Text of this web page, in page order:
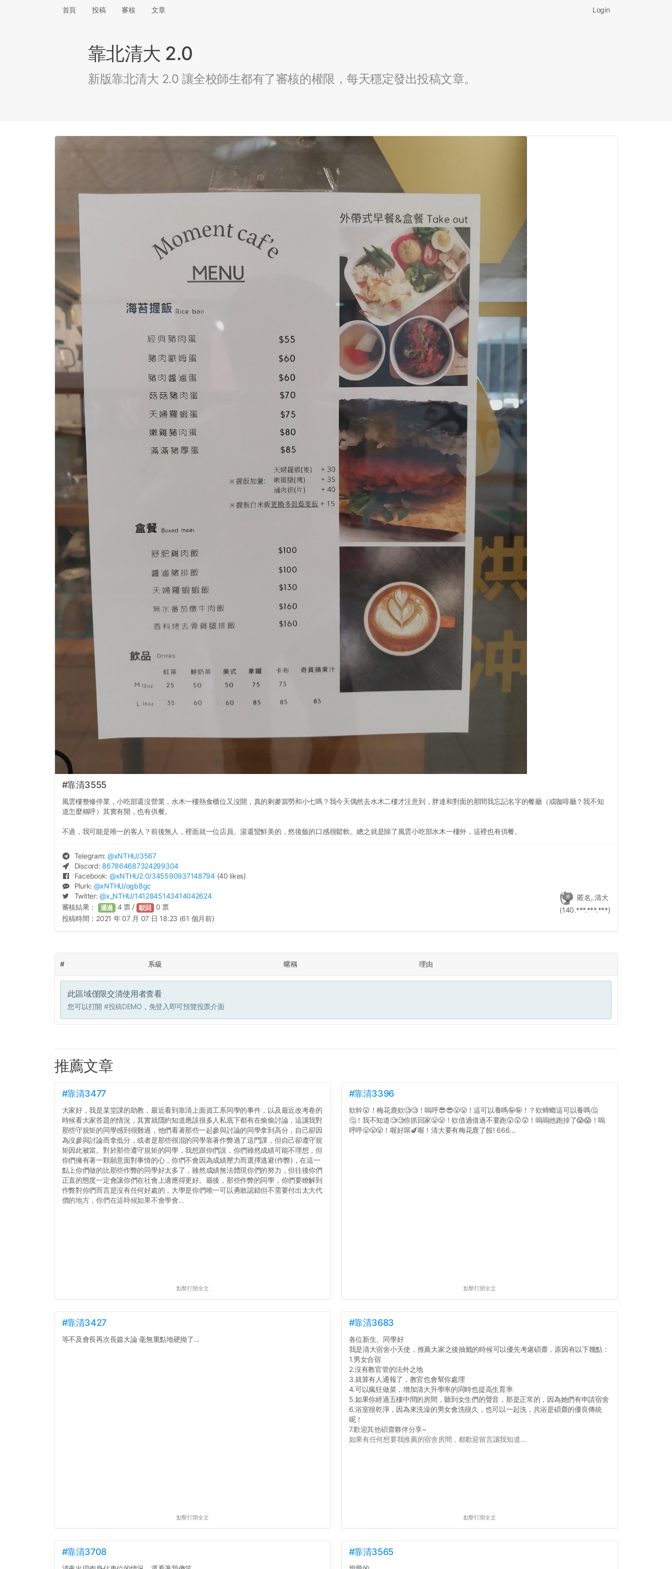
首頁 投稿 審核 文章 Login
靠北清大 2.0
新版靠北清大 2.0 讓全校師生都有了審核的權限，每天穩定發出投稿文章。
#靠清3555
風雲樓整修停業，小吃部還沒營業，水木一樓熱食櫃位又沒開，真的剩麥當勞和小七嗎？我今天偶然去水木二樓才注意到，胖達和對面的那間我忘記名字的餐廳（或咖啡廳？我不知
道怎麼稱呼）其實有開，也有供餐。
不過，我可能是唯一的客人？前後無人，裡面就一位店員。湯還蠻鮮美的，然後飯的口感很鬆軟。總之就是除了風雲小吃部水木一樓外，這裡也有供餐。
Telegram: @xNTHU/3567
Discord: 867864687324299304
Facebook: @xNTHU2.0/345590937148794 (40 likes)
Plurk: @xNTHU/ogb8gc
Twitter:@x_NTHU/1412845143414042624
匿名, 清大
(140.***.***.***)
審核結果： 通過 4票 / 駁回 0 票
投稿時間： 2021 年 07 月 07 日 18:23 (61 個月前)
# 系級 暱稱 理由
此區域僅限交清使用者查看
您可以打開 #投稿DEMO ，免登入即可預覽投票介面
推薦文章
#靠清3477
大家好，我是某堂課的助教，最近看到靠清上面資工系同學的事件，以及最近改考卷的
時候看大家答題的情況，其實就隱約知道應該很多人私底下都有在偷偷討論，這讓我對
那些守規矩的同學感到很難過，他們看著那些一起參與討論的同學拿到高分，自己卻因
為沒參與討論而拿低分，或者是那些很混的同學靠著作弊過了這門課，但自己卻遵守規
矩因此被當。對於那些遵守規矩的同學，我想跟你們說，你們雖然成績可能不理想，但
你們擁有著一顆願意面對事情的心，你們不會因為成績壓力而選擇逃避(作弊)，在這一
點上你們做的比那些作弊的同學好太多了，雖然成績無法體現你們的努力，但往後你們
正直的態度一定會讓你們在社會上適應得更好。最後，那些作弊的同學，你們要瞭解到
作弊對你們而言是沒有任何好處的，大學是你們唯一可以勇敢認錯但不需要付出太大代
價的地方，你們在這時候如果不會學會...
點擊打開全文
#靠清3396
欸幹😲！梅花鹿欸🧐🧐！嗚呼😎😎😤😤！這可以養嗎🤪🤪！？欸蟑螂這可以養嗎🤔
🤔！我不知道🧐🧐你抓回家😤😤！欸借過借過不要跑😲😲😲！嗚嗚他跑掉了😱😱！嗚
呼呼😤😤😤！喔好屌🍆喔！清大要有梅花鹿了餒! 666...
點擊打開全文
#靠清3427
等不及會長再次長篇大論 毫無重點地硬拗了...
點擊打開全文
#靠清3683
各位新生、同學好
我是清大宿舍小天使，推薦大家之後抽籤的時候可以優先考慮碩齋，原因有以下幾點：
1.男女合宿
2.沒有教官管的法外之地
3.就算有人通報了，教官也會幫你處理
4.可以瘋狂做菜，增加清大升學率的同時也提高生育率
5.如果你經過五樓中間的房間，聽到女生們的聲音，那是正常的，因為她們有申請宿舍
6.浴室很乾淨，因為來洗澡的男女會洗很久，也可以一起洗，共浴是碩齋的優良傳統
呢！
7.歡迎其他碩齋夥伴分享~
如果有任何想要我推薦的宿舍房間，都歡迎留言讓我知道...
點擊打開全文
#靠清3708 #靠清3565